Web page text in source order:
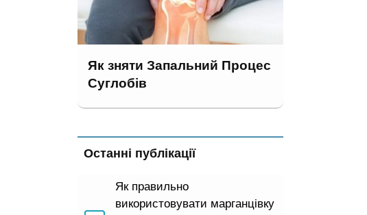
Як зняти Запальний Процес
Суглобів
Останні публікації
Як правильно
використовувати марганцівку